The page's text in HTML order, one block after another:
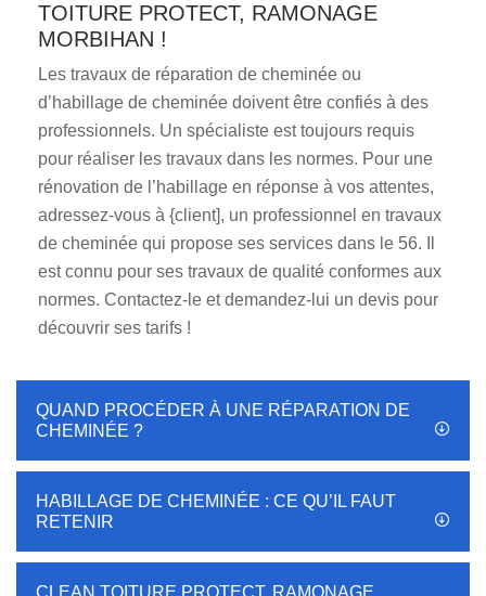
TOITURE PROTECT, RAMONAGE
MORBIHAN !
Les travaux de réparation de cheminée ou
d’habillage de cheminée doivent être confiés à des
professionnels. Un spécialiste est toujours requis
pour réaliser les travaux dans les normes. Pour une
rénovation de l’habillage en réponse à vos attentes,
adressez-vous à {client], un professionnel en travaux
de cheminée qui propose ses services dans le 56. Il
est connu pour ses travaux de qualité conformes aux
normes. Contactez-le et demandez-lui un devis pour
découvrir ses tarifs !
QUAND PROCÉDER À UNE RÉPARATION DE
CHEMINÉE ?
HABILLAGE DE CHEMINÉE : CE QU’IL FAUT
RETENIR
CLEAN TOITURE PROTECT, RAMONAGE